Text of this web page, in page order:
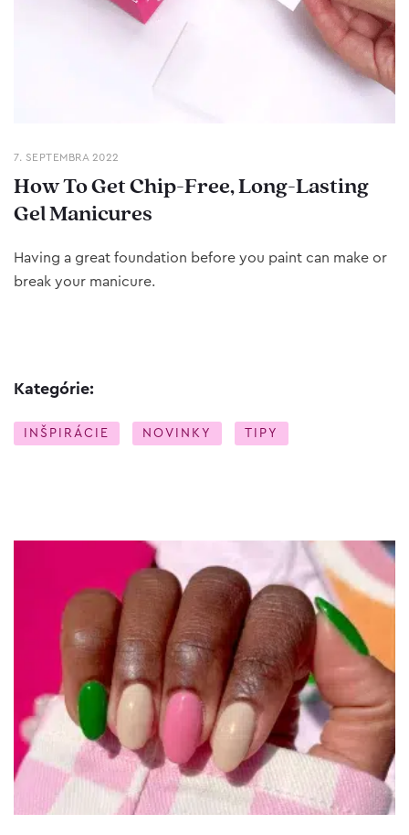
7. SEPTEMBRA 2022
How To Get Chip-Free, Long-Lasting
Gel Manicures
Having a great foundation before you paint can make or
break your manicure.
Kategórie:
INŠPIRÁCIE NOVINKY TIPY